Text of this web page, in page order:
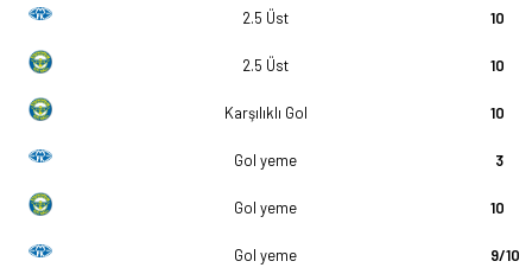
2.5 Üst 10
2.5 Üst 10
Karşılıklı Gol 10
Gol yeme 3
Gol yeme 10
Gol yeme 9/10